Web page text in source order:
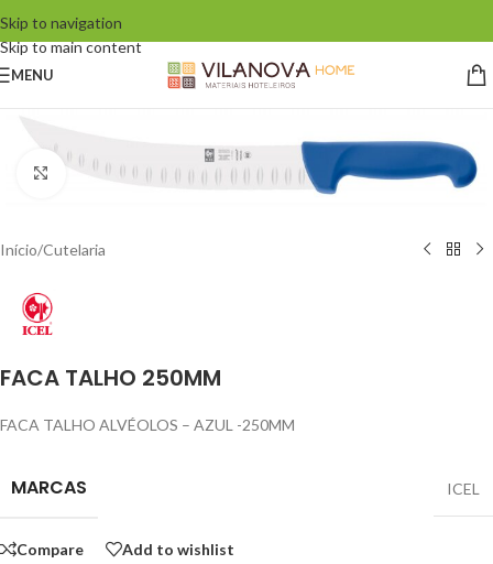
Skip to navigation
Skip to main content
MENU
Click to enlarge
Início/Cutelaria
FACA TALHO 250MM
FACA TALHO ALVÉOLOS – AZUL -250MM
MARCAS ICEL
Compare Add to wishlist